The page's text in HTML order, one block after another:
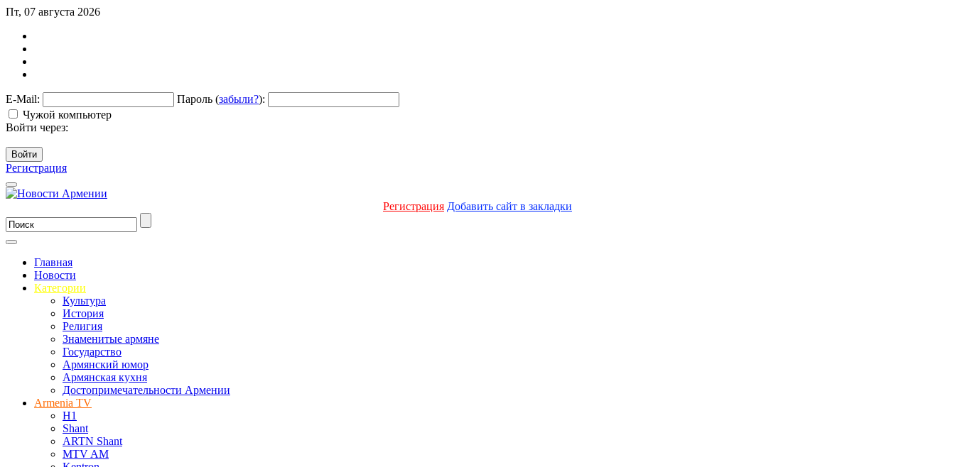
Пт, 07 августа 2026
E-Mail: Пароль (забыли?):
Чужой компьютер
Войти через:
Войти
Регистрация
Регистрация Добавить сайт в закладки
Главная
Новости
Категории
Культура
История
Религия
Знаменитые армяне
Государство
Армянский юмор
Армянская кухня
Достопримечательности Армении
Armenia TV
H1
Shant
ARTN Shant
MTV AM